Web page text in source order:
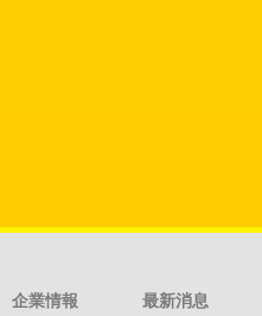
企業情報 最新消息